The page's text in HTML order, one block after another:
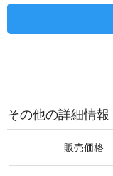
その他の詳細情報
販売価格